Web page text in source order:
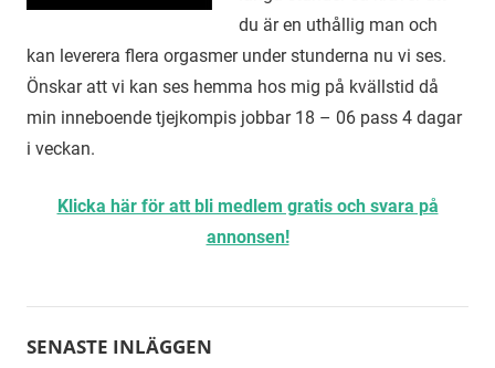
du är en uthållig man och
kan leverera flera orgasmer under stunderna nu vi ses.
Önskar att vi kan ses hemma hos mig på kvällstid då
min inneboende tjejkompis jobbar 18 – 06 pass 4 dagar
i veckan.
Klicka här för att bli medlem gratis och svara på
annonsen!
SENASTE INLÄGGEN